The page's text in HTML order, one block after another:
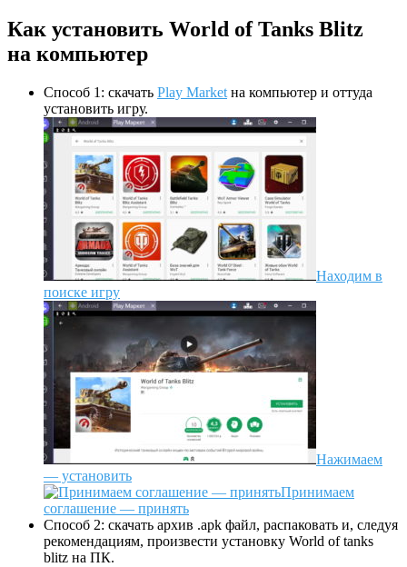
Как установить World of Tanks Blitz
на компьютер
Способ 1: скачать Play Market на компьютер и оттуда
установить игру.
Находим в
поиске игру
Нажимаем
— установить
Принимаем
соглашение — принять
Способ 2: скачать архив .apk файл, распаковать и, следуя
рекомендациям, произвести установку World of tanks
blitz на ПК.